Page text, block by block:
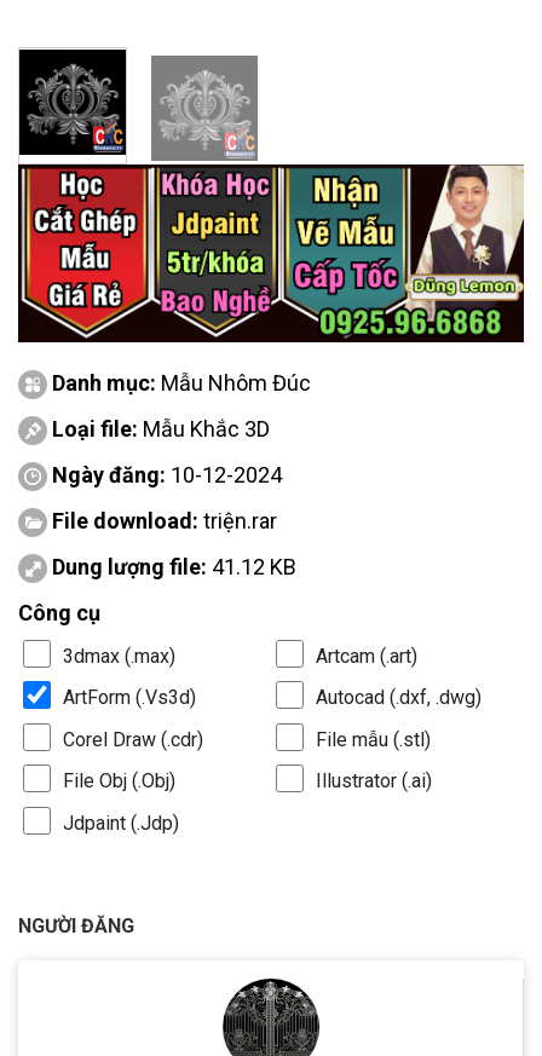
Danh mục: Mẫu Nhôm Đúc
Loại file: Mẫu Khắc 3D
Ngày đăng: 10-12-2024
File download: triện.rar
Dung lượng file: 41.12 KB
Công cụ
3dmax (.max)
Artcam (.art)
ArtForm (.Vs3d)
Autocad (.dxf, .dwg)
Corel Draw (.cdr)
File mẫu (.stl)
File Obj (.Obj)
Illustrator (.ai)
Jdpaint (.Jdp)
NGƯỜI ĐĂNG